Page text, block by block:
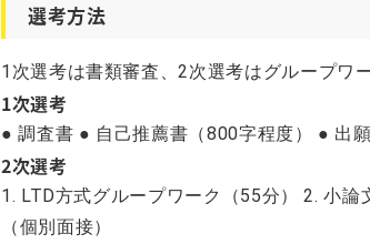
選考方法
1次選考は書類審査、2次選考はグループワ
1次選考
● 調査書 ● 自己推薦書（800字程度） ● 出
2次選考
1. LTD方式グループワーク（55分） 2. 小
（個別面接）